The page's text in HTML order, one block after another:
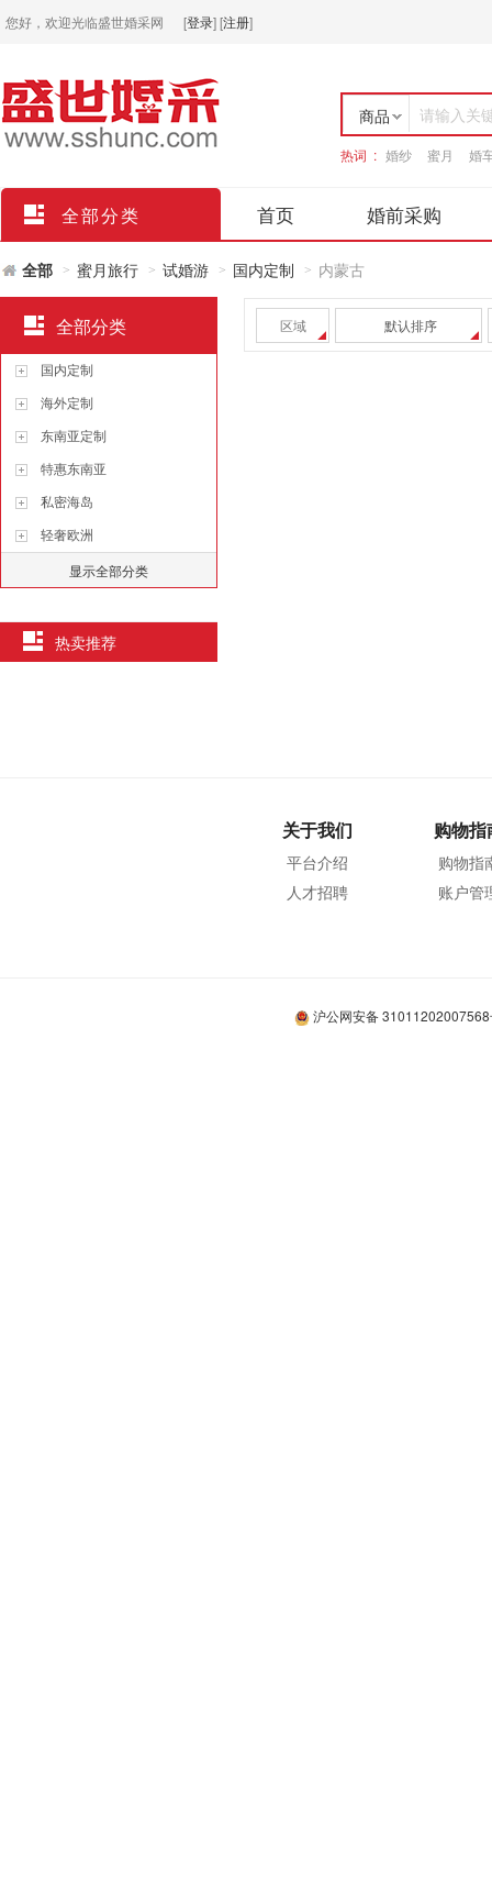
您好，欢迎光临盛世婚采网 [登录][注册]
商品
店铺
请输入关
热词 : 婚纱 蜜月 婚
全部分类 首页 婚前采购
全部 > 蜜月旅行 > 试婚游 > 国内定制 > 内蒙古
区域 默认排序
全部分类
国内定制
海外定制
东南亚定制
特惠东南亚
私密海岛
轻奢欧洲
显示全部分类
热卖推荐
关于我们
平台介绍
人才招聘
购物指
购物指
账户管
沪公网安备 31011202007568